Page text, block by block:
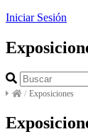
Iniciar Sesión
/ Exposiciones